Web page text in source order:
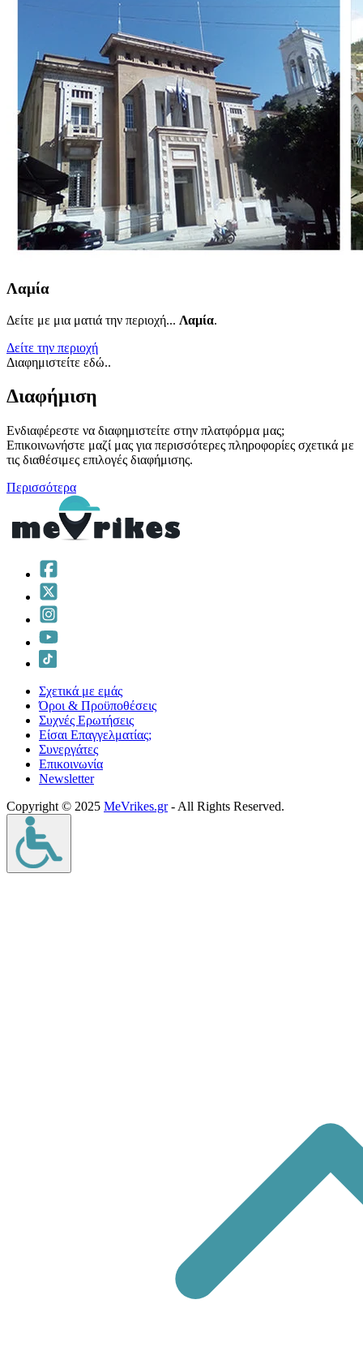
Λαμία
Δείτε με μια ματιά την περιοχή... Λαμία.
Δείτε την περιοχή
Διαφημιστείτε εδώ..
Διαφήμιση
Ενδιαφέρεστε να διαφημιστείτε στην πλατφόρμα μας;
Επικοινωνήστε μαζί μας για περισσότερες πληροφορίες σχετικά με
τις διαθέσιμες επιλογές διαφήμισης.
Περισσότερα
Σχετικά με εμάς
Όροι & Προϋποθέσεις
Συχνές Ερωτήσεις
Είσαι Επαγγελματίας;
Συνεργάτες
Επικοινωνία
Νewsletter
Copyright © 2025 MeVrikes.gr- All Rights Reserved.